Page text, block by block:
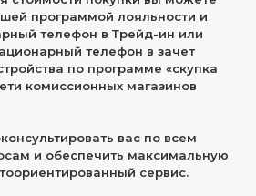
программой лояльности и
телефон в Трейд-ин или
телефон в зачет
по программе «скупка
комиссионных магазинов
вас по всем
и обеспечить максимальную
сервис.